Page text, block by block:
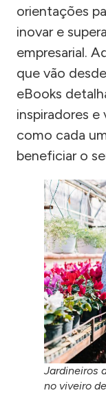
orientações
inovar e
empresarial.
que vão
eBooks
inspiradores e
como cada
beneficiar o
Jardineiros
no viveiro